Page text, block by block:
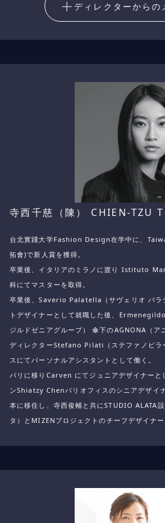
ディレクターからの
寺西千慈（陳） CHIEN-TZU
台北實踐大学Fashion Design在学中に、
拓會)で新人賞を獲得。
卒業後、イタリアのミラノに渡り Istituto
科にてマスターを取得。
卒業後、Saverio Palatella（サヴェリオ パラ
トデザイナーとして就職した後、
ジルドゼニアグループ） 傘下のAGNONA（ア
ディレクターStefano Pilati（ステファノピラ
スにてパーソナルアシスタントとして働く。
パリに移りCarven にてジュニアデザイナーと
ンShiatzy Chenパリオフィスのシニアデザイ
本に移住し、 寺西俊輔と共にSTUDIO ALATA
タ）とMIZENプロジェクトのチーフデザイナー